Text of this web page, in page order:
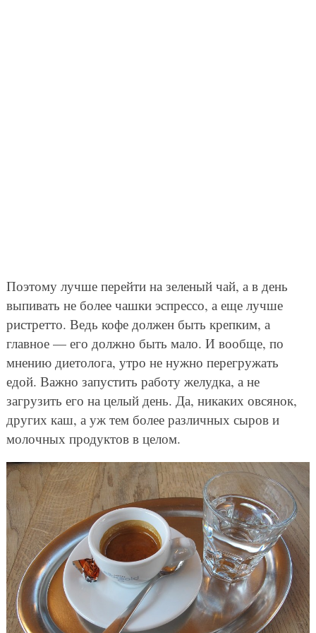
Поэтому лучше перейти на зеленый чай, а в день
выпивать не более чашки эспрессо, а еще лучше
ристретто. Ведь кофе должен быть крепким, а
главное — его должно быть мало. И вообще, по
мнению диетолога, утро не нужно перегружать
едой. Важно запустить работу желудка, а не
загрузить его на целый день. Да, никаких овсянок,
других каш, а уж тем более различных сыров и
молочных продуктов в целом.